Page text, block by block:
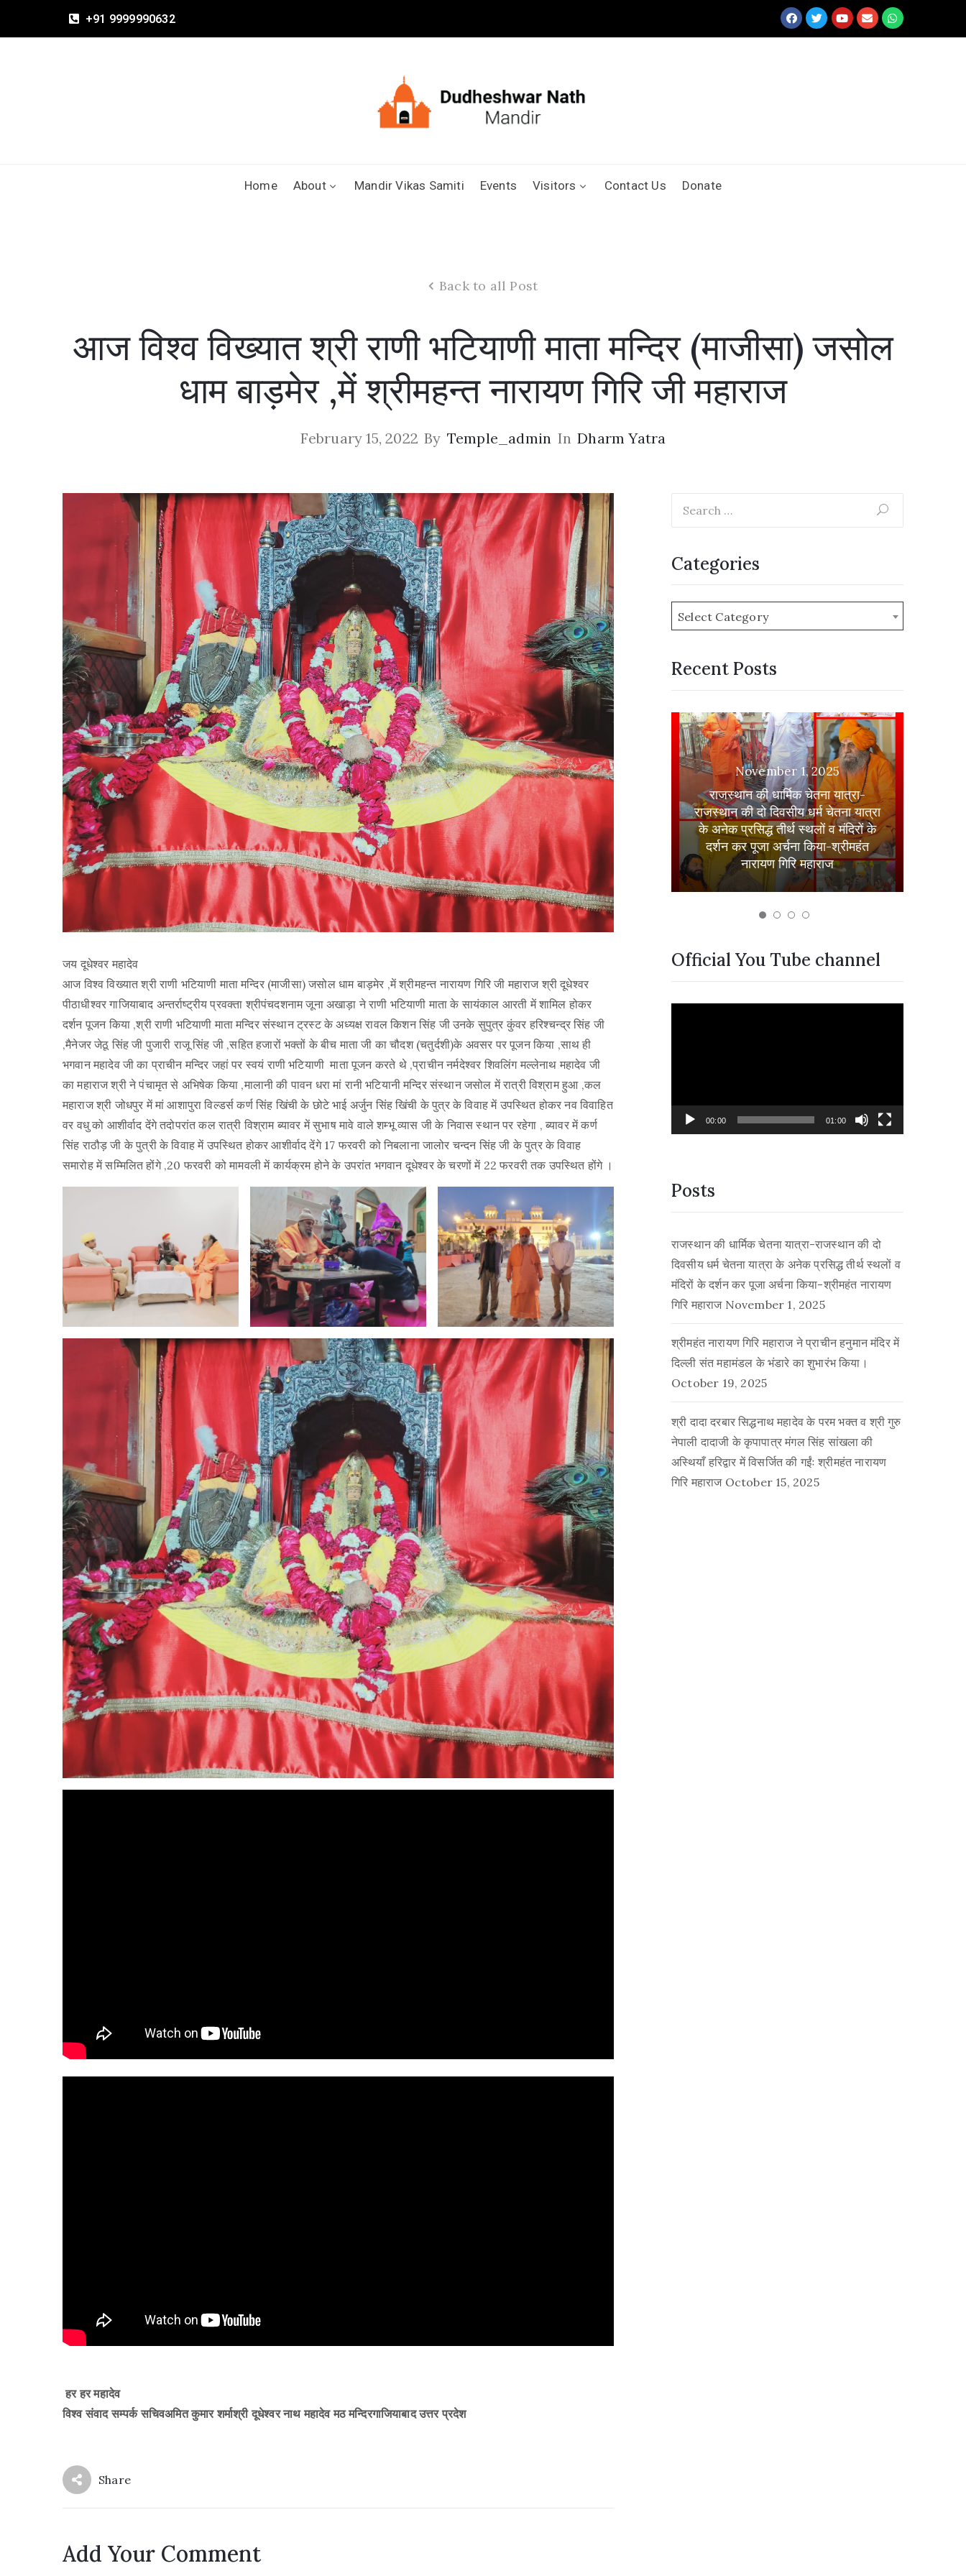
+91 9999990632
Home About Mandir Vikas Samiti Events Visitors Contact Us Donate
Back to all Post
आज विश्व विख्यात श्री राणी भटियाणी माता मन्दिर (माजीसा) जसोल
धाम बाड़मेर ,में श्रीमहन्त नारायण गिरि जी महाराज
February 15, 2022 By Temple_admin In Dharm Yatra
जय दूधेश्वर महादेव
आज विश्व विख्यात श्री राणी भटियाणी माता मन्दिर (माजीसा) जसोल धाम बाड़मेर ,में श्रीमहन्त नारायण गिरि जी महाराज श्री दूधेश्वर
पीठाधीश्वर गाजियाबाद अन्तर्राष्ट्रीय प्रवक्ता श्रीपंचदशनाम जूना अखाड़ा ने राणी भटियाणी माता के सायंकाल आरती में शामिल होकर
दर्शन पूजन किया ,श्री राणी भटियाणी माता मन्दिर संस्थान ट्रस्ट के अध्यक्ष रावल किशन सिंह जी उनके सुपुत्र कुंवर हरिश्चन्द्र सिंह जी
,मैनेजर जेठू सिंह जी पुजारी राजू सिंह जी ,सहित हजारों भक्तों के बीच माता जी का चौदश (चतुर्दशी)के अवसर पर पूजन किया ,साथ ही
भगवान महादेव जी का प्राचीन मन्दिर जहां पर स्वयं राणी भटियाणी माता पूजन करते थे ,प्राचीन नर्मदेश्वर शिवलिंग मल्लेनाथ महादेव जी
का महाराज श्री ने पंचामृत से अभिषेक किया ,मालानी की पावन धरा मां रानी भटियानी मन्दिर संस्थान जसोल में रात्री विश्राम हुआ ,कल
महाराज श्री जोधपुर में मां आशापुरा विल्डर्स कर्ण सिंह खिंची के छोटे भाई अर्जुन सिंह खिंची के पुत्र के विवाह में उपस्थित होकर नव विवाहित
वर वधु को आशीर्वाद देंगे तदोपरांत कल रात्री विश्राम ब्यावर में सुभाष मावे वाले शम्भू व्यास जी के निवास स्थान पर रहेगा , ब्यावर में कर्ण
सिंह राठौड़ जी के पुत्री के विवाह में उपस्थित होकर आशीर्वाद देंगे 17 फरवरी को निबलाना जालोर चन्दन सिंह जी के पुत्र के विवाह
समारोह में सम्मिलित होंगे ,20 फरवरी को मामवली में कार्यक्रम होने के उपरांत भगवान दूधेश्वर के चरणों में 22 फरवरी तक उपस्थित होंगे ।
हर हर महादेव
विश्व संवाद सम्पर्क सचिवअमित कुमार शर्माश्री दूधेश्वर नाथ महादेव मठ मन्दिरगाजियाबाद उत्तर प्रदेश
Share
Add Your Comment
Categories
Select Category
Recent Posts
October 15, 2025
श्री दादा दरबार सिद्धनाथ महादेव के परम
भक्त व श्री गुरु नेपाली दादाजी के
कृपापात्र मंगल सिंह सांखला की अस्थियाँ
हरिद्वार में विसर्जित की गईंः श्रीमहंत
नारायण गिरि महाराज
October 13, 2025
दीपज्ज्योतिर्नमोस्तुते-दीपावली का पर्व 20
अक्टूबर को मनाया जाएगा: श्रीमहंत
नारायण गिरि महाराज
November 1, 2025
राजस्थान की धार्मिक चेतना यात्रा-
राजस्थान की दो दिवसीय धर्म चेतना यात्रा
के अनेक प्रसिद्ध तीर्थ स्थलों व मंदिरों के
दर्शन कर पूजा अर्चना किया-श्रीमहंत
नारायण गिरि महाराज
October 19, 2025
श्रीमहंत नारायण गिरि महाराज ने प्राचीन
हनुमान मंदिर में दिल्ली संत महामंडल के
भंडारे का शुभारंभ किया।
Official You Tube channel
00:00 01:00
Posts
राजस्थान की धार्मिक चेतना यात्रा-राजस्थान की दो
दिवसीय धर्म चेतना यात्रा के अनेक प्रसिद्ध तीर्थ स्थलों व
मंदिरों के दर्शन कर पूजा अर्चना किया-श्रीमहंत नारायण
गिरि महाराज November 1, 2025
श्रीमहंत नारायण गिरि महाराज ने प्राचीन हनुमान मंदिर में
दिल्ली संत महामंडल के भंडारे का शुभारंभ किया।
October 19, 2025
श्री दादा दरबार सिद्धनाथ महादेव के परम भक्त व श्री गुरु
नेपाली दादाजी के कृपापात्र मंगल सिंह सांखला की
अस्थियाँ हरिद्वार में विसर्जित की गईंः श्रीमहंत नारायण
गिरि महाराज October 15, 2025